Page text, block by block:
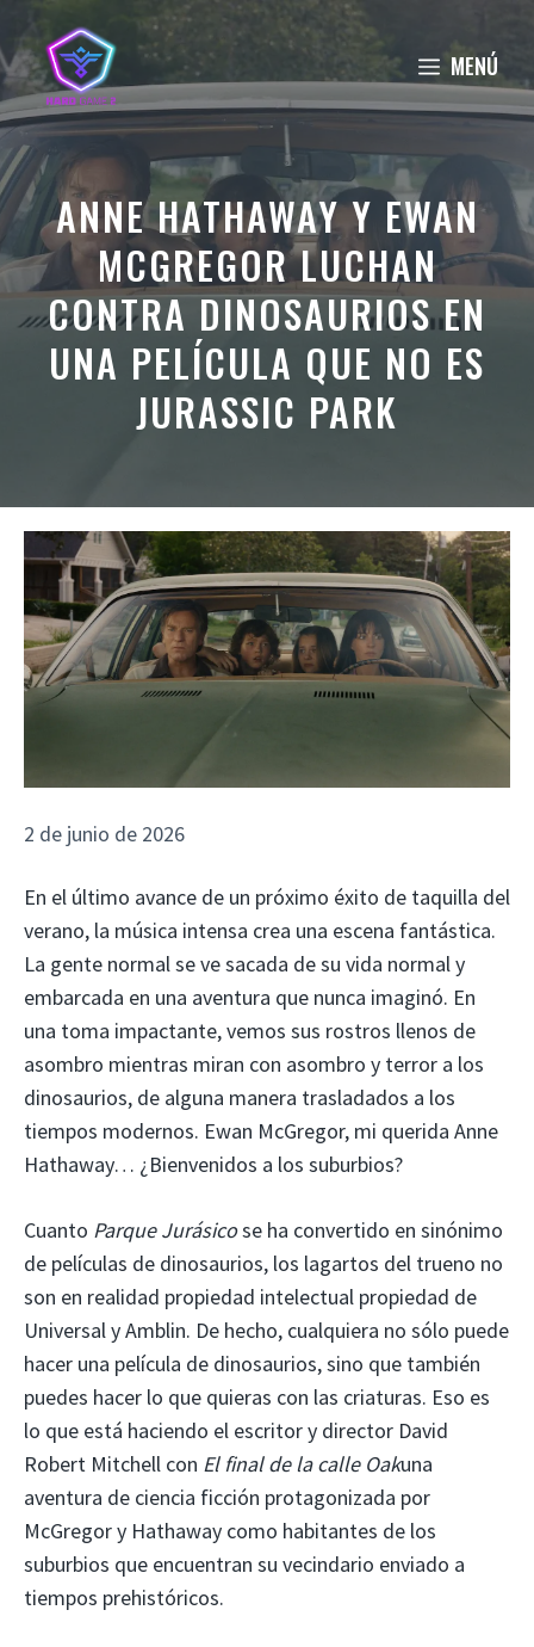
al
contenido
MENÚ
ANNE HATHAWAY Y EWAN
MCGREGOR LUCHAN
CONTRA DINOSAURIOS EN
UNA PELÍCULA QUE NO ES
JURASSIC PARK
2 de junio de 2026
En el último avance de un próximo éxito de taquilla del
verano, la música intensa crea una escena fantástica.
La gente normal se ve sacada de su vida normal y
embarcada en una aventura que nunca imaginó. En
una toma impactante, vemos sus rostros llenos de
asombro mientras miran con asombro y terror a los
dinosaurios, de alguna manera trasladados a los
tiempos modernos. Ewan McGregor, mi querida Anne
Hathaway… ¿Bienvenidos a los suburbios?
Cuanto Parque Jurásicose ha convertido en sinónimo
de películas de dinosaurios, los lagartos del trueno no
son en realidad propiedad intelectual propiedad de
Universal y Amblin. De hecho, cualquiera no sólo puede
hacer una película de dinosaurios, sino que también
puedes hacer lo que quieras con las criaturas. Eso es
lo que está haciendo el escritor y director David
Robert Mitchell con El final de la calle Oakuna
aventura de ciencia ficción protagonizada por
McGregor y Hathaway como habitantes de los
suburbios que encuentran su vecindario enviado a
tiempos prehistóricos.